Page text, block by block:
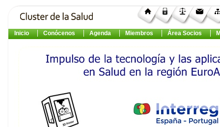
Inicio Conócenos Agenda Miembros Área Socios